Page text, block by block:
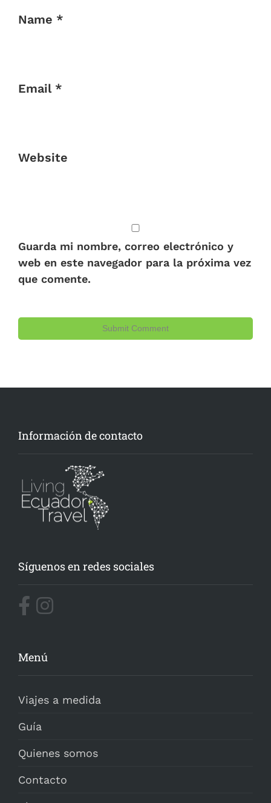
Name *
Email *
Website
Guarda mi nombre, correo electrónico y
web en este navegador para la próxima vez
que comente.
Información de contacto
Síguenos en redes sociales
Menú
Viajes a medida
Guía
Quienes somos
Contacto